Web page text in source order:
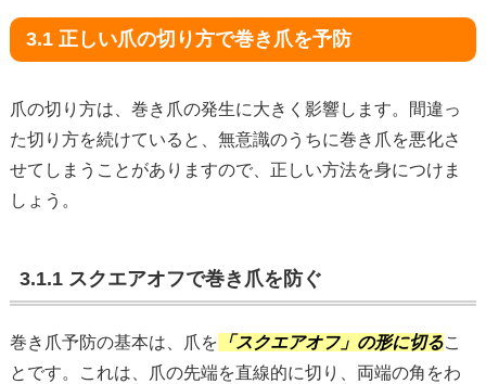
3.1 正しい爪の切り方で巻き爪を予防
爪の切り方は、巻き爪の発生に大きく影響します。間違っ
た切り方を続けていると、無意識のうちに巻き爪を悪化さ
せてしまうことがありますので、正しい方法を身につけま
しょう。
3.1.1 スクエアオフで巻き爪を防ぐ
巻き爪予防の基本は、爪を 「スクエアオフ」の形に切るこ
とです。これは、爪の先端を直線的に切り、両端の角をわ